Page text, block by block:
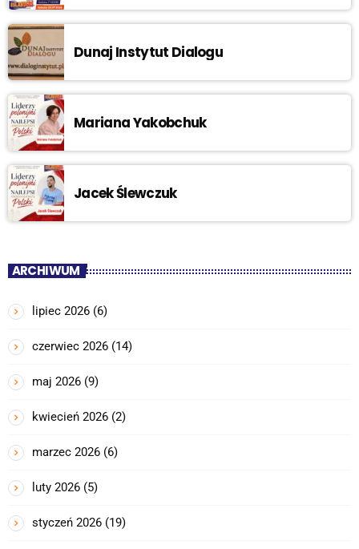
Dunaj Instytut Dialogu
Mariana Yakobchuk
Jacek Ślewczuk
ARCHIWUM
lipiec 2026 (6)
czerwiec 2026 (14)
maj 2026 (9)
kwiecień 2026 (2)
marzec 2026 (6)
luty 2026 (5)
styczeń 2026 (19)